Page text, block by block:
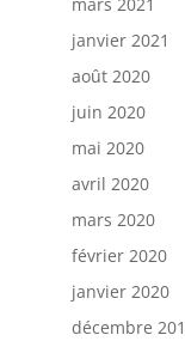
janvier 2021
août 2020
juin 2020
mai 2020
avril 2020
mars 2020
février 2020
janvier 2020
décembre